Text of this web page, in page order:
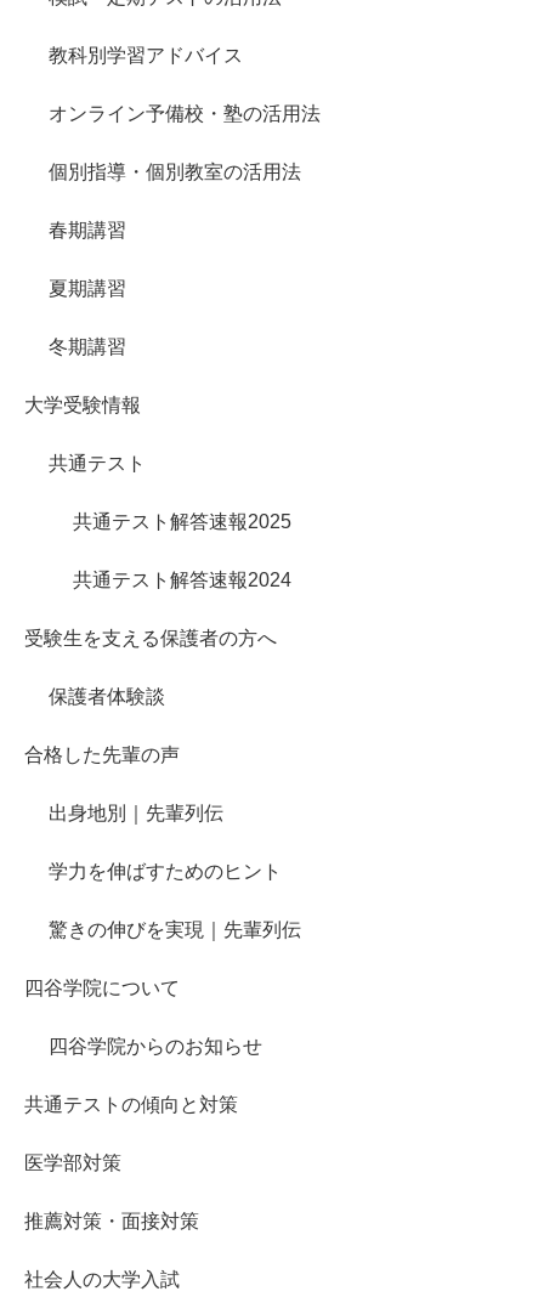
教科別学習アドバイス
オンライン予備校・塾の活用法
個別指導・個別教室の活用法
春期講習
夏期講習
冬期講習
大学受験情報
共通テスト
共通テスト解答速報2025
共通テスト解答速報2024
受験生を支える保護者の方へ
保護者体験談
合格した先輩の声
出身地別｜先輩列伝
学力を伸ばすためのヒント
驚きの伸びを実現｜先輩列伝
四谷学院について
四谷学院からのお知らせ
共通テストの傾向と対策
医学部対策
推薦対策・面接対策
社会人の大学入試